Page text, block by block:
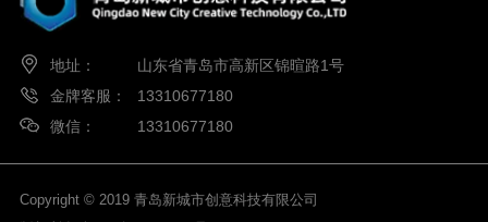
地址：
山东省青岛市高新区锦暄路1号
金牌客服：
13310677180
微信：
13310677180
Copyright © 2019 青岛新城市创意科技有限公司